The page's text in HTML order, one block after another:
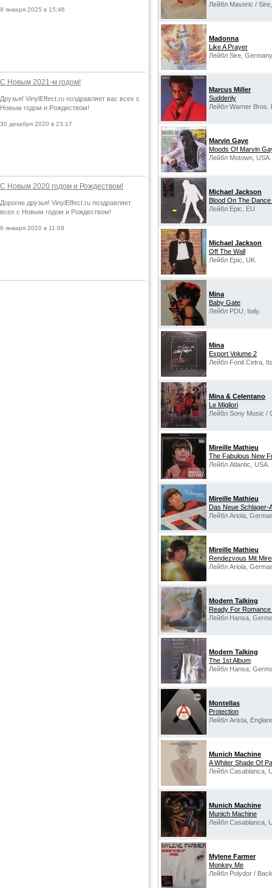
9 января 2025 в 15:46
С Новым 2021-м годом!
Друзья! VinylEffect.ru поздравляет вас всех с
Новым годом и Рождеством!
30 декабря 2020 в 23:17
С Новым 2020 годом и Рождеством!
Дорогие друзья! VinylEffect.ru поздравляет
всех с Новым годом и Рождеством!
6 января 2020 в 11:09
Лейбл Maveric /
Madonna
Like A Prayer
Лейбл Sire,
Marcus Miller
Suddenly
Лейбл Warner Bros.
Marvin Gaye
Moods Of Marvin
Лейбл Motown, USA.
Michael Jackson
Blood On The
Лейбл Epic, EU.
Michael Jackson
Off The Wall
Лейбл Epic, UK.
Mina
Baby Gate
Лейбл PDU, Italy.
Mina
Export Volume 2
Лейбл Fonit Cetra,
Mina & Celentano
Le Migliori
Лейбл Sony Music /
Mireille Mathieu
The Fabulous New
Лейбл Atlantic, USA.
Mireille Mathieu
Das Neue Schlager-
Лейбл Ariola,
Mireille Mathieu
Rendezvous Mit
Лейбл Ariola,
Modern Talking
Ready For
Лейбл Hansa,
Modern Talking
The 1st Album
Лейбл Hansa,
Montellas
Protection
Лейбл Arista,
Munich Machine
A Whiter Shade Of
Лейбл Casablanca,
Munich Machine
Munich Machine
Лейбл Casablanca,
Mylene Farmer
Monkey Me
Лейбл Polydor /